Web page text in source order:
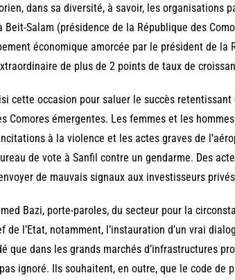
dans sa diversité, à savoir, les organisations
Beit-Salam (présidence de la République des
économique amorcée par le président de la
de plus de 2 points de taux de
cette occasion pour saluer le succès
Comores émergentes. Les femmes et les
à la violence et les actes graves de
de vote à Sanfil contre un gendarme. Des
de mauvais signaux aux investisseurs
Bazi, porte-paroles, du secteur pour la
de l’Etat, notamment, l’instauration d’un vrai
que dans les grands marchés d’infrastructures
ignoré. Ils souhaitent, en outre, que le code de